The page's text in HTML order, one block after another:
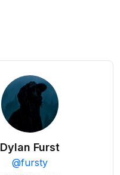
Dylan Furst
@fursty